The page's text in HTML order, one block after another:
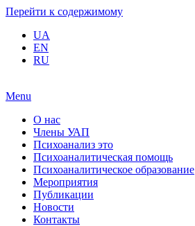
Перейти к содержимому
UA
EN
RU
Menu
О нас
Члены УАП
Психоанализ это
Психоаналитическая помощь
Психоаналитическое образование
Мероприятия
Публикации
Новости
Контакты